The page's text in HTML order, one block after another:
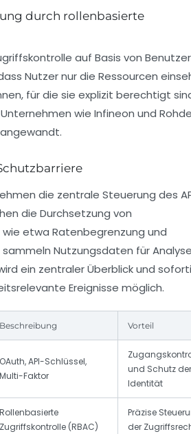
durch rollenbasierte
auf Basis von
Nutzer nur die Ressourcen
für die sie explizit berechtigt
wie Infineon und
die zentrale Steuerung des
die Durchsetzung von
wie etwa Ratenbegrenzung und
sammeln Nutzungsdaten für
ein zentraler Überblick und
Ereignisse möglich.
Beschreibung Vorteil
OAuth, API-Schlüssel,
Multi-Faktor
und Schutz der
Identität
Rollenbasierte
Zugriffskontrolle (RBAC)
Präzise
der